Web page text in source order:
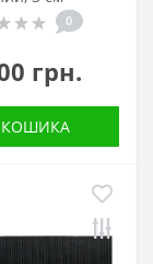
0
грн.